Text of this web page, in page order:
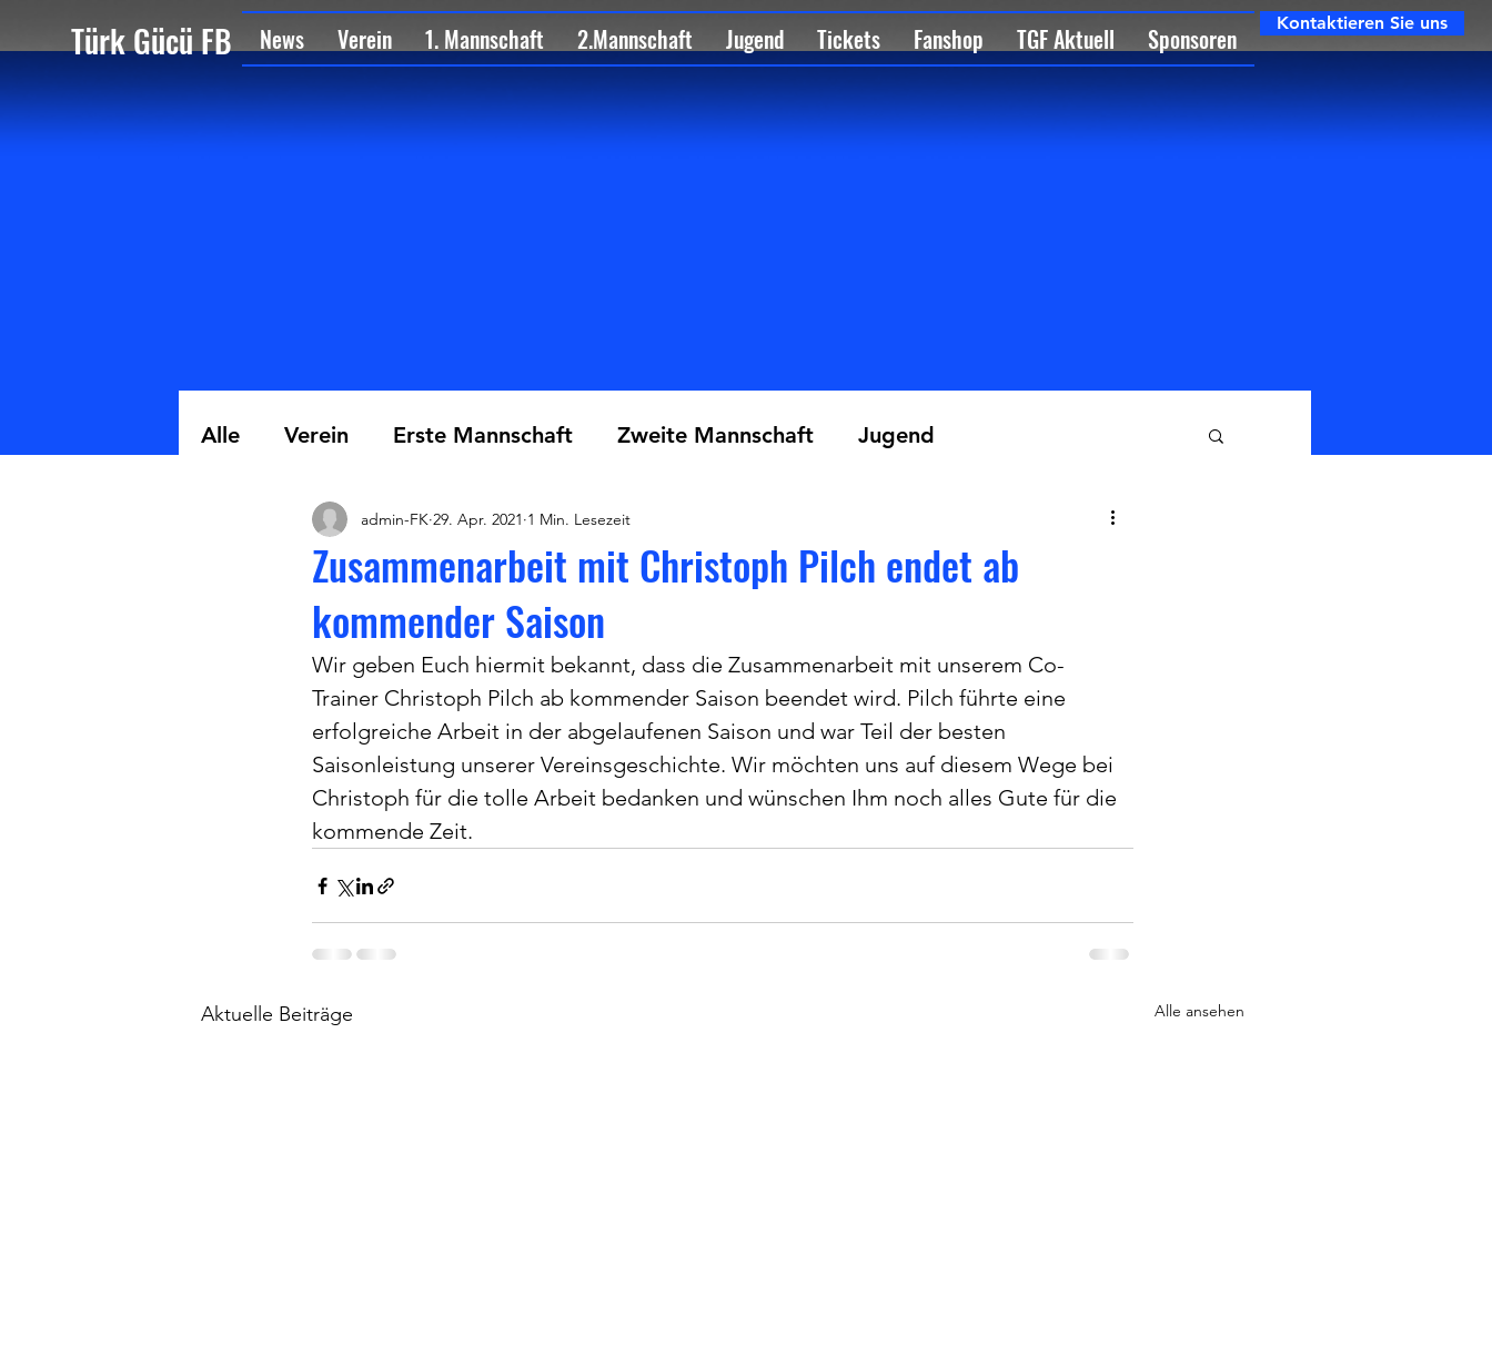
Türk Gücü FB News Verein 1. Mannschaft 2.Mannschaft Jugend Tickets Fanshop TGF Aktuell Sponsoren Kontaktieren Sie uns
Alle Verein Erste Mannschaft Zweite Mannschaft Jugend
Zusammenarbeit mit Christoph Pilch endet ab
kommender Saison
admin-FK 29. Apr. 2021 1 Min. Lesezeit
Wir geben Euch hiermit bekannt, dass die Zusammenarbeit mit unserem Co-
Trainer Christoph Pilch ab kommender Saison beendet wird. Pilch führte eine
erfolgreiche Arbeit in der abgelaufenen Saison und war Teil der besten
Saisonleistung unserer Vereinsgeschichte. Wir möchten uns auf diesem Wege bei
Christoph für die tolle Arbeit bedanken und wünschen Ihm noch alles Gute für die
kommende Zeit.
Aktuelle Beiträge Alle ansehen